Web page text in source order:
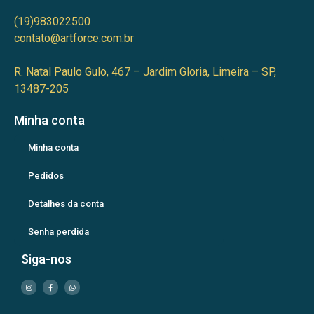
(19)983022500
contato@artforce.com.br
R. Natal Paulo Gulo, 467 – Jardim Gloria, Limeira – SP,
13487-205
Minha conta
Minha conta
Pedidos
Detalhes da conta
Senha perdida
Siga-nos